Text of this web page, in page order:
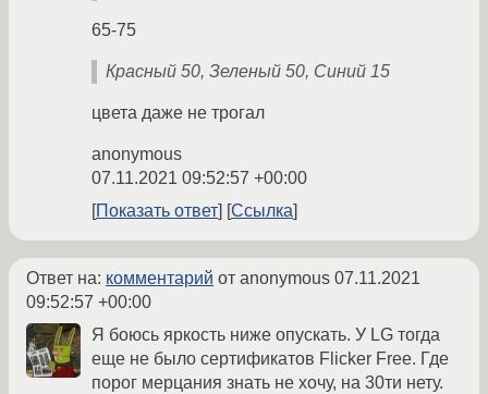
65-75
Красный 50, Зеленый 50, Синий 15
цвета даже не трогал
anonymous
07.11.2021 09:52:57 +00:00
Показать ответ
Ссылка
Ответ на: комментарий от anonymous 07.11.2021
09:52:57 +00:00
Я боюсь яркость ниже опускать. У LG тогда
еще не было сертификатов Flicker Free. Где
порог мерцания знать не хочу, на 30ти нету.